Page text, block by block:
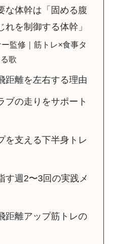
な体幹は「固める腹
を制御する体幹」
監修｜筋トレ×食事タ
歌
距離を左右する理由
ブの走りをサポート
を支える下半身トレ
す週2〜3回の実践メ
距離アップ筋トレの